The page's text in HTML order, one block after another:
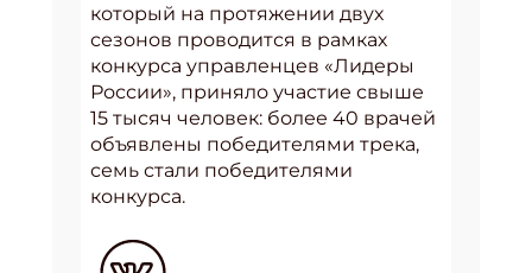
который на протяжении двух
сезонов проводится в рамках
конкурса управленцев «Лидеры
России», приняло участие свыше
15 тысяч человек: более 40 врачей
объявлены победителями трека,
семь стали победителями
конкурса.